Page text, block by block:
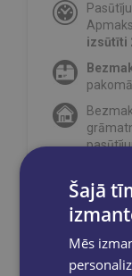
izsūtīti
Dalies
Šajā
Mēs